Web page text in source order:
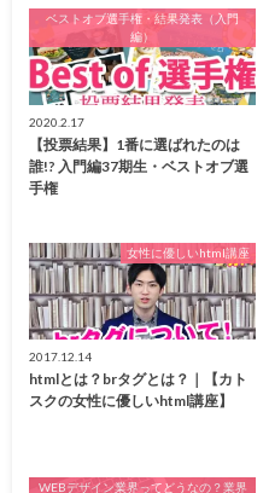
ベストオブ選手権・結果発表（入門
編）
2020.2.17
【投票結果】1番に選ばれたのは
誰!? 入門編37期生・ベストオブ選
手権
女性に優しいhtml講座
2017.12.14
htmlとは？brタグとは？｜【カト
スクの女性に優しいhtml講座】
WEBデザイン業界ってどうなの？業界